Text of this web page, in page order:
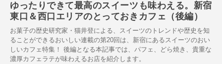
ゆったりできて最高のスイーツも味わえる。新宿
東口＆西口エリアのとっておきカフェ（後編）
お菓子の歴史研究家・猫井登による、スイーツのトレンドや歴史を知
ることができるおいしい連載の第20回は、新宿にあるスイーツのおい
しいカフェ特集！ 後編となる本記事では、パフェ、どら焼き、貴重な
濃厚カフェラテが味わえるお店を紹介します。